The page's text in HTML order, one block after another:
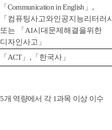
「 Communication in English 」 ,
「 컴퓨팅사고와인공지능리터러
또는
「 AI시대문제해결을위한
디자인사고 」
「 ACT」 , 「 한국사」
5개 역량에서 각 1과목 이상 이수